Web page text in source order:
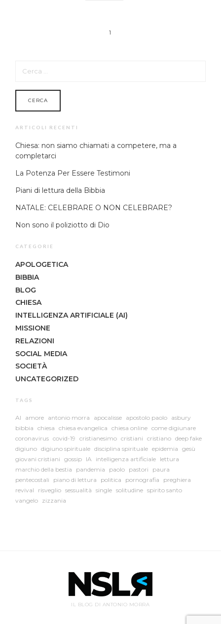
1
PER:
ARTICOLI RECENTI
Chiesa: non siamo chiamati a competere, ma a
completarci
La Potenza Per Essere Testimoni
Piani di lettura della Bibbia
NATALE: CELEBRARE O NON CELEBRARE?
Non sono il poliziotto di Dio
CATEGORIE
APOLOGETICA
BIBBIA
BLOG
CHIESA
INTELLIGENZA ARTIFICIALE (AI)
MISSIONE
RELAZIONI
SOCIAL MEDIA
SOCIETÀ
UNCATEGORIZED
TAGS
AI amore antonio morra apocalisse apostolo paolo asbury
bibbia
chiesa chiesa evangelica chiesa online come digiunare
coronavirus covid-19 cristianesimo cristiani cristiano deep fake
digiuno digiuno spirituale disciplina spirituale epidemia
gesù
giovani cristiani
gossip IA intelligenza artificiale lettura
marchio della bestia
pandemia paolo pastori
paura
pentecostali
piano di lettura politica pornografia
preghiera
revival
risveglio sessualità single solitudine spirito santo
vangelo zizzania
IL BLOG DI ANTONIO MORRA